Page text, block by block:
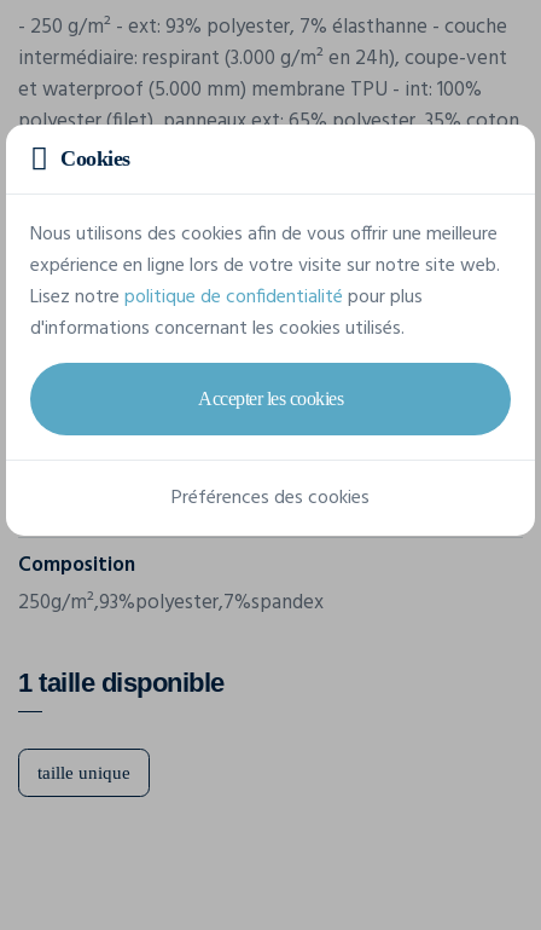
- 250 g/m² - ext: 93% polyester, 7% élasthanne - couche
intermédiaire: respirant (3.000 g/m² en 24h), coupe-vent
et waterproof (5.000 mm) membrane TPU - int: 100%
polyester (filet), panneaux ext: 65% polyester, 35% coton
- coupe-vent et water repellent - respirant - 6 panneaux -
Caractéristiques
Marque
Result
Composition
250g/m²,93%polyester,7%spandex
1 taille disponible
taille unique
Cookies
Nous utilisons des cookies afin de vous offrir une meilleure
expérience en ligne lors de votre visite sur notre site web.
Lisez notrepolitique de confidentialitépour plus
d'informations concernant les cookies utilisés.
Accepter les cookies
Préférences des cookies